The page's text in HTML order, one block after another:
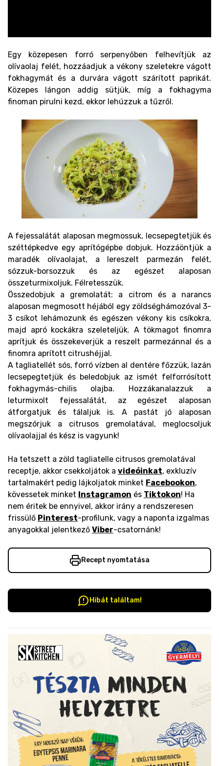
Egy közepesen forró serpenyőben felhevítjük az
olívaolaj felét, hozzáadjuk a vékony szeletekre vágott
fokhagymát és a durvára vágott szárított paprikát.
Közepes lángon addig sütjük, míg a fokhagyma
finoman pirulni kezd, ekkor lehúzzuk a tűzről.
A fejessalátát alaposan megmossuk, lecsepegtetjük és
széttépkedve egy aprítógépbe dobjuk. Hozzáöntjük a
maradék olívaolajat, a lereszelt parmezán felét,
sózzuk-borsozzuk és az egészet alaposan
összeturmixoljuk. Félretesszük.
Összedobjuk a gremolatát: a citrom és a narancs
alaposan megmosott héjából egy zöldséghámozóval 3-
3 csíkot lehámozunk és egészen vékony kis csíkokra,
majd apró kockákra szeleteljük. A tökmagot finomra
aprítjuk és összekeverjük a reszelt parmezánnal és a
finomra aprított citrushéjjal.
A tagliatellét sós, forró vízben al dentére főzzük, lazán
lecsepegtetjük és beledobjuk az ismét felforrósított
fokhagymás-chilis olajba. Hozzákanalazzuk a
leturmixolt fejessalátát, az egészet alaposan
átforgatjuk és tálaljuk is. A pastát jó alaposan
megszórjuk a citrusos gremolatával, meglocsoljuk
olívaolajjal és kész is vagyunk!
Ha tetszett a zöld tagliatelle citrusos gremolatával
receptje, akkor csekkoljátok a videóinkat, exkluzív
tartalmakért pedig lájkoljatok minket Facebookon,
kövessetek minket Instagramon és Tiktokon! Ha
nem éritek be ennyivel, akkor irány a rendszeresen
frissülő Pinterest-profilunk, vagy a naponta izgalmas
anyagokkal jelentkező Viber-csatornánk!
Recept nyomtatása
Hibát találtam!